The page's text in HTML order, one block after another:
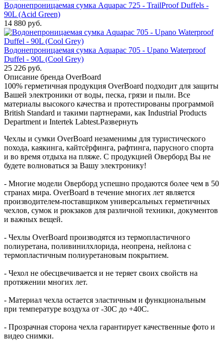
Водонепроницаемая сумка Aquapac 725 - TrailProof Duffels -
90L (Acid Green)
14 880 руб.
Водонепроницаемая сумка Aquapac 705 - Upano Waterproof
Duffel - 90L (Cool Grey)
25 226 руб.
Описание бренда OverBoard
100% герметичная продукция OverBoard подходит для защиты
Вашей электроники от воды, песка, грязи и пыли. Все
материалы высокого качества и протестированы программой
British Standard и такими партнерами, как Industrial Products
Department и Intertek Labtest.Развернуть
Чехлы и сумки OverBoard незаменимы для туристического
похода, каякинга, кайтсёрфинга, рафтинга, парусного спорта
и во время отдыха на пляже. С продукцией Оверборд Вы не
будете волноваться за Вашу электронику!
- Многие модели Оверборд успешно продаются более чем в 50
странах мира. OverBoard в течение многих лет является
производителем-поставщиком универсальных герметичных
чехлов, сумок и рюкзаков для различной техники, документов
и важных вещей.
- Чехлы OverBoard производятся из термопластичного
полиуретана, поливинилхлорида, неопрена, нейлона с
термопластичным полиуретановым покрытием.
- Чехол не обесцвечивается и не теряет своих свойств на
протяжении многих лет.
- Материал чехла остается эластичным и функциональным
при температуре воздуха от -30C до +40C.
- Прозрачная сторона чехла гарантирует качественные фото и
видео снимки.